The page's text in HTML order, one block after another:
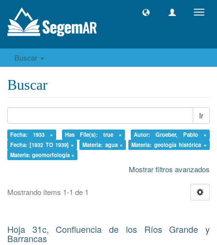
Buscar
Buscar
Ir
Fecha: 1933 × Has File(s): true ×
Autor: Groeber, Pablo ×
Fecha: [1932 TO 1939] ×
Materia: agua ×
Materia: geología histórica ×
Materia: geomorfología ×
Mostrar filtros avanzados
Mostrando ítems 1-1 de 1
Hoja 31c, Confluencia de los Ríos Grande y
Barrancas